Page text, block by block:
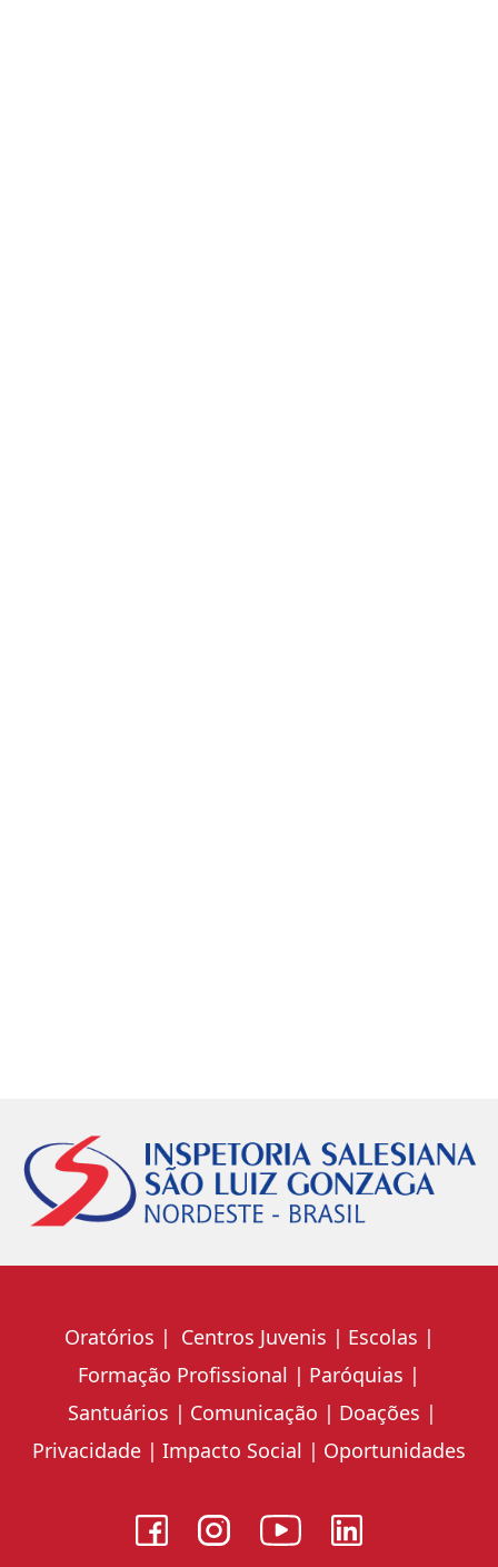
Oratórios Centros Juvenis
Escolas
Formação Profissional
Paróquias
Santuários
Comunicação
Doações
Privacidade
Impacto Social Oportunidades